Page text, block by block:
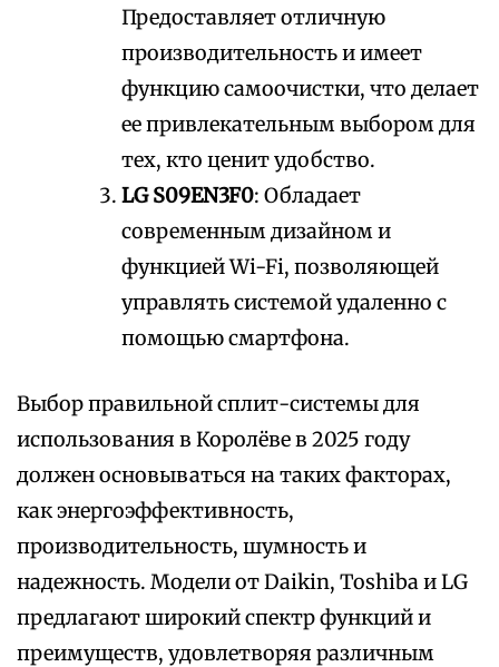
Предоставляет отличную
производительность и имеет
функцию самоочистки, что делает
ее привлекательным выбором для
тех, кто ценит удобство.
LG S09EN3F0: Обладает
современным дизайном и
функцией Wi-Fi, позволяющей
управлять системой удаленно с
помощью смартфона.
Выбор правильной сплит-системы для
использования в Королёве в 2025 году
должен основываться на таких факторах,
как энергоэффективность,
производительность, шумность и
надежность. Модели от Daikin, Toshiba и LG
предлагают широкий спектр функций и
преимуществ, удовлетворяя различным